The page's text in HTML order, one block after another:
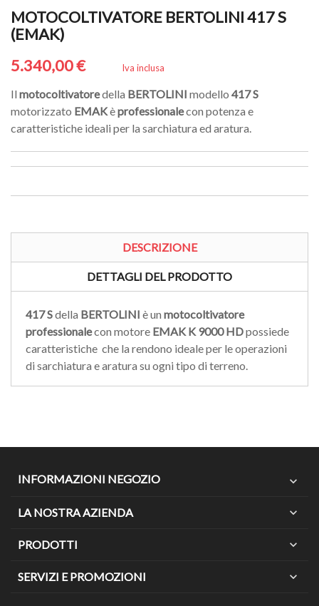
MOTOCOLTIVATORE BERTOLINI 417 S
(EMAK)
5.340,00 €
Iva inclusa
Il motocoltivatoredella BERTOLINI modello 417 S
motorizzato EMAKèprofessionalecon potenza e
caratteristiche ideali per la sarchiatura ed aratura.
DESCRIZIONE
DETTAGLI DEL PRODOTTO
417 Sdella BERTOLINI è un motocoltivatore
professionalecon motore EMAK K 9000 HDpossiede
caratteristiche che la rendono ideale per le operazioni
di sarchiatura e aratura su ogni tipo di terreno.
INFORMAZIONI NEGOZIO expand_more
LA NOSTRA AZIENDA expand_more
PRODOTTI expand_more
SERVIZI E PROMOZIONI expand_more